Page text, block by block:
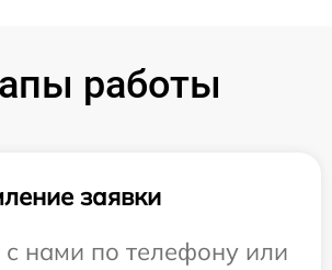
работы
заявки
нами по телефону или